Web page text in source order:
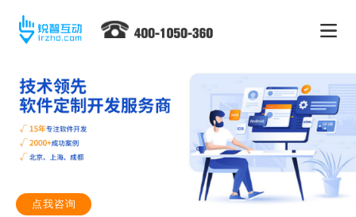
点我咨询